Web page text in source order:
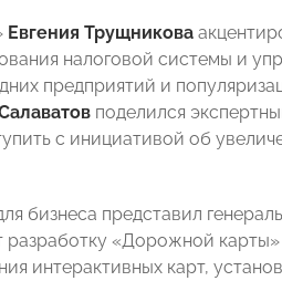
Евгения Трущникова
налоговой системы и
предприятий и
поделился
с инициативой об
бизнеса представил
разработку «Дорожной
интерактивных карт,